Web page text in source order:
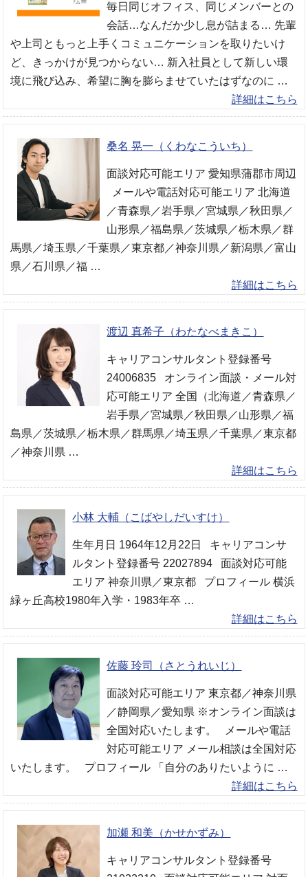
毎日同じオフィス、同じメンバーとの
会話…なんだか少し息が詰まる… 先輩
や上司ともっと上手くコミュニケーションを取りたいけ
ど、きっかけが見つからない… 新入社員として新しい環
境に飛び込み、希望に胸を膨らませていたはずなのに …
詳細はこちら
桑名 晃一（くわなこういち）
面談対応可能エリア 愛知県蒲郡市周辺
メールや電話対応可能エリア 北海道
／青森県／岩手県／宮城県／秋田県／
山形県／福島県／茨城県／栃木県／群
馬県／埼玉県／千葉県／東京都／神奈川県／新潟県／富山
県／石川県／福 …
詳細はこちら
渡辺 真希子（わたなべまきこ）
キャリアコンサルタント登録番号
24006835 オンライン面談・メール対
応可能エリア 全国（北海道／青森県／
岩手県／宮城県／秋田県／山形県／福
島県／茨城県／栃木県／群馬県／埼玉県／千葉県／東京都
／神奈川県 …
詳細はこちら
小林 大輔（こばやしだいすけ）
生年月日 1964年12月22日 キャリアコンサ
ルタント登録番号 22027894 面談対応可能
エリア 神奈川県／東京都 プロフィール 横浜
緑ヶ丘高校1980年入学・1983年卒 …
詳細はこちら
佐藤 玲司（さとうれいじ）
面談対応可能エリア 東京都／神奈川県
／静岡県／愛知県 ※オンライン面談は
全国対応いたします。 メールや電話
対応可能エリア メール相談は全国対応
いたします。 プロフィール 「自分のありたいように …
詳細はこちら
加瀬 和美（かせかずみ）
キャリアコンサルタント登録番号